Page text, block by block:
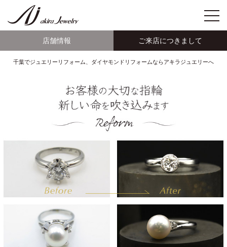
店舗情報 ご来店につきまして
千葉でジュエリーリフォーム、ダイヤモンドリフォームならアキラジュエリーへ